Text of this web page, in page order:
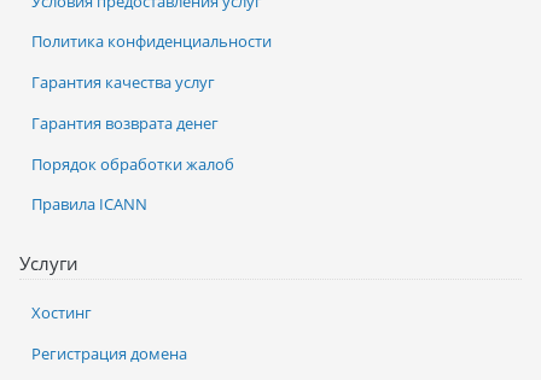
Услуги
Хостинг
Регистрация домена
Политика конфиденциальности
Гарантия качества услуг
Гарантия возврата денег
Порядок обработки жалоб
Правила ICANN